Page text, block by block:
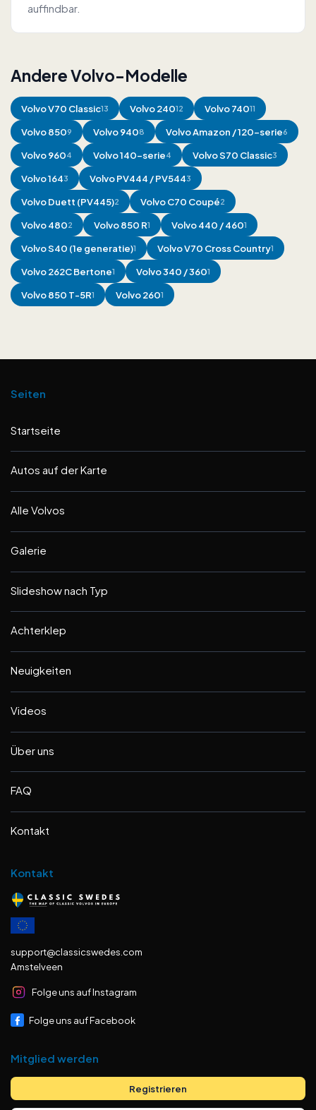
auffindbar.
Andere Volvo-Modelle
VolvoV70 Classic13 Volvo24012 Volvo74011
Volvo8509 Volvo9408 VolvoAmazon / 120-serie6
Volvo9604 Volvo140-serie4 VolvoS70 Classic3
Volvo1643 VolvoPV444 / PV5443
VolvoDuett (PV445)2 VolvoC70 Coupé2
Volvo4802 Volvo850 R1 Volvo440 / 4601
VolvoS40 (1e generatie)1 VolvoV70 Cross Country1
Volvo262C Bertone1 Volvo340 / 3601
Volvo850 T-5R1 Volvo2601
Seiten
Startseite
Autos auf der Karte
Alle Volvos
Galerie
Slideshow nach Typ
Achterklep
Neuigkeiten
Videos
Über uns
FAQ
Kontakt
Kontakt
support@classicswedes.com
Amstelveen
Folge uns auf Instagram
Folge uns auf Facebook
Mitglied werden
Registrieren